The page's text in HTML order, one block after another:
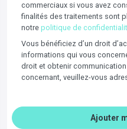
commerciaux si vous avez
finalités des traitements sont
notre politique de
Vous bénéficiez d’un droit
informations qui vous
droit et obtenir
concernant, veuillez-vous
Ajouter